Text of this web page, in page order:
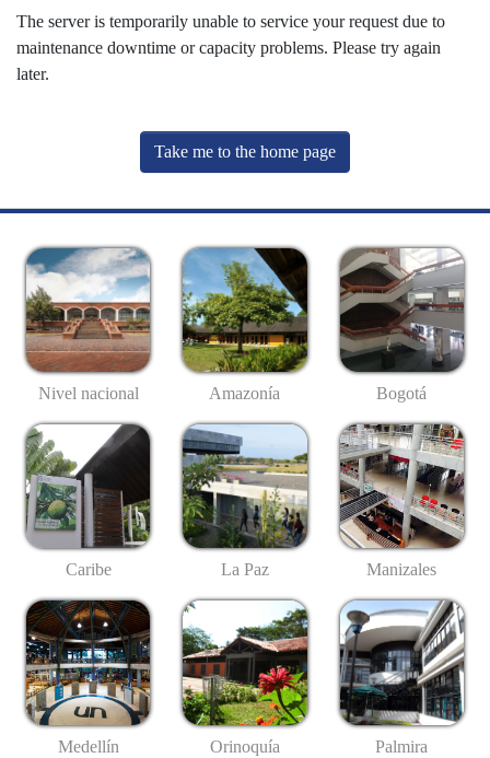
The server is temporarily unable to service your request due to
maintenance downtime or capacity problems. Please try again
later.
Take me to the home page
Nivel nacional Amazonía Bogotá
Caribe La Paz Manizales
Medellín Orinoquía Palmira